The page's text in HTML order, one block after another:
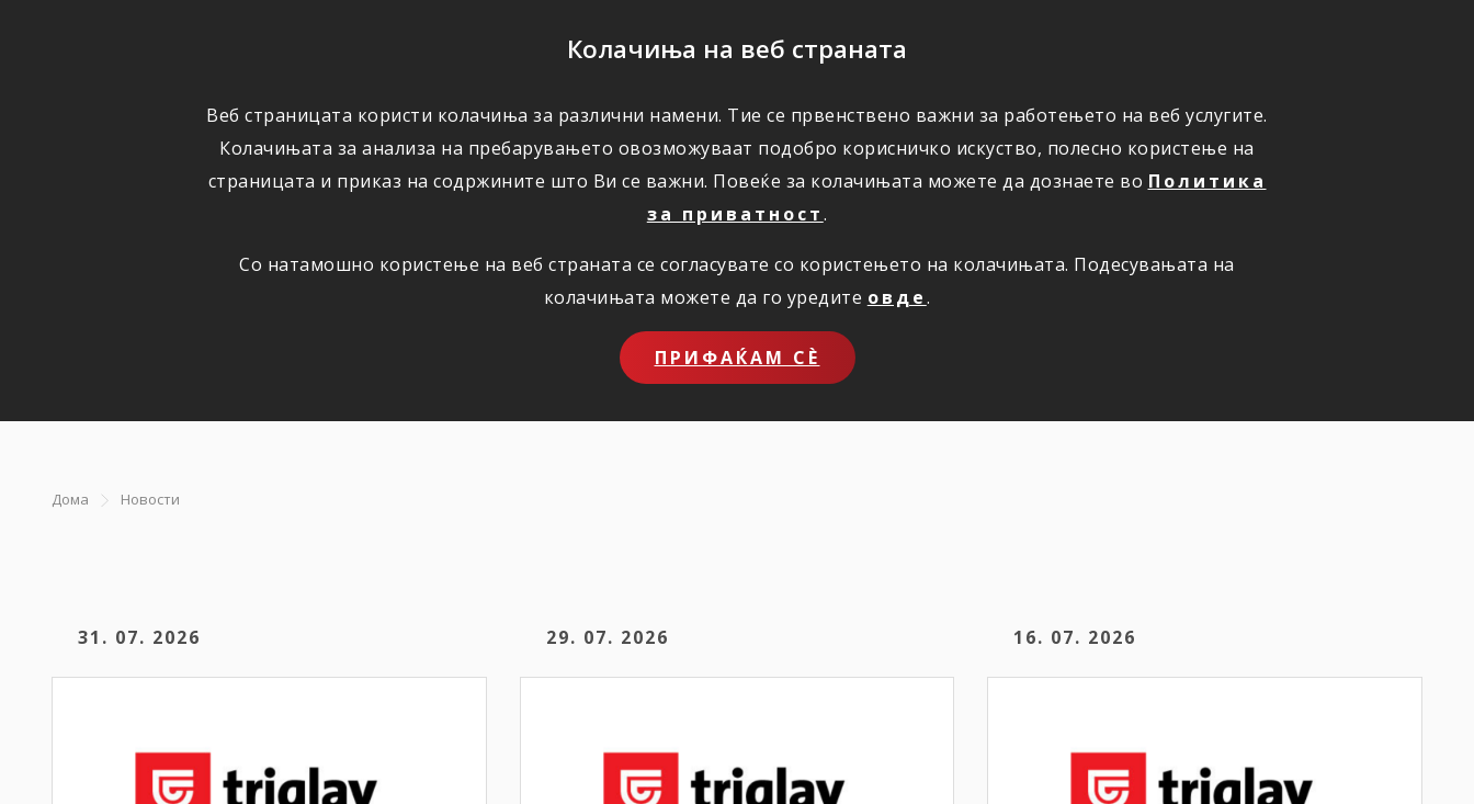
Колачиња на веб страната
Веб страницата користи колачиња за различни намени. Тие се првенствено важни за работењето на веб услугите.
Колачињата за анализа на пребарувањето овозможуваат подобро корисничко искуство, полесно користење на
страницата и приказ на содржините што Ви се важни. Повеќе за колачињата можете да дознаете во Политика
за приватност.
Со натамошно користење на веб страната се согласувате со користењето на колачињата. Подесувањата на
колачињата можете да го уредите овде.
ПРИФАЌАМ СЀ
ОСИГУРУВАЊЕ ШТЕТИ ПОВОЛНОСТИ КОРИСНО ЗА НАС ОНЛАЈН ПРИЈАВИ ШТЕТА
Дома Новости
31. 07. 2026 29. 07. 2026 16. 07. 2026